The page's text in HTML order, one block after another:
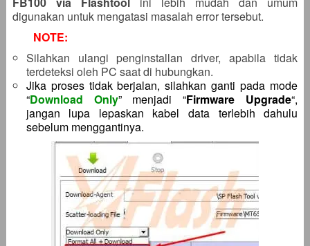
digunakan untuk mengatasi masalah error tersebut.
NOTE:
Silahkan ulangi penginstallan driver, apabila tidak
terdeteksi oleh PC saat di hubungkan.
Jika proses tidak berjalan, silahkan ganti pada mode
“Download Only” menjadi “Firmware Upgrade“,
jangan lupa lepaskan kabel data terlebih dahulu
sebelum menggantinya.